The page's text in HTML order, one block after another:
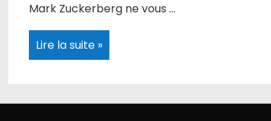
Mark Zuckerberg ne vous …
Facebook
décide-
t-
que
Lire la suite »